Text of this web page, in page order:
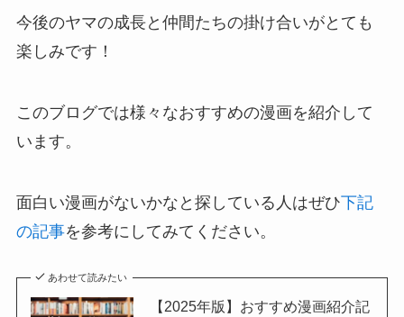
今後のヤマの成長と仲間たちの掛け合いがとても
楽しみです！
このブログでは様々なおすすめの漫画を紹介して
います。
面白い漫画がないかなと探している人はぜひ下記
の記事を参考にしてみてください。
あわせて読みたい
【2025年版】おすすめ漫画紹介記